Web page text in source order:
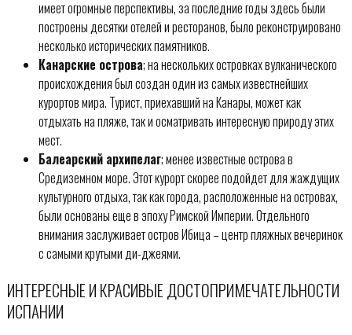
имеет огромные перспективы, за последние годы здесь были
построены десятки отелей и ресторанов, было реконструировано
несколько исторических памятников.
Канарские острова; на нескольких островках вулканического
происхождения был создан один из самых известнейших
курортов мира. Турист, приехавший на Канары, может как
отдыхать на пляже, так и осматривать интересную природу этих
мест.
Балеарский архипелаг; менее известные острова в
Средиземном море. Этот курорт скорее подойдет для жаждущих
культурного отдыха, так как города, расположенные на островах,
были основаны еще в эпоху Римской Империи. Отдельного
внимания заслуживает остров Ибица – центр пляжных вечеринок
с самыми крутыми ди-джеями.
ИНТЕРЕСНЫЕ И КРАСИВЫЕ ДОСТОПРИМЕЧАТЕЛЬНОСТИ
ИСПАНИИ